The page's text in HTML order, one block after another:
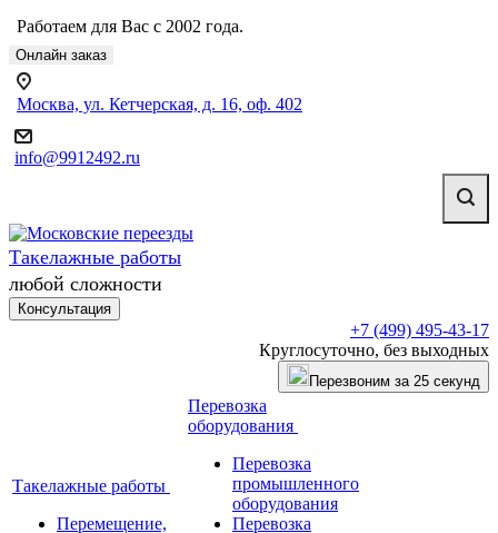
Работаем для Вас с 2002 года.
Онлайн заказ
Москва, ул. Кетчерская, д. 16, оф. 402
info@9912492.ru
Такелажные работы
любой сложности
Консультация
+7 (499) 495-43-17
Круглосуточно, без выходных
Перезвоним за 25 секунд
Такелажные работы
Перемещение,
Перевозка
оборудования
Перевозка
промышленного
оборудования
Перевозка